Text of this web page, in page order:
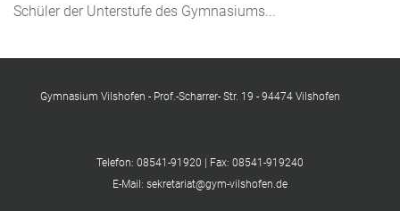
Schüler der Unterstufe des Gymnasiums...
Gymnasium Vilshofen - Prof.-Scharrer- Str. 19 - 94474 Vilshofen
Telefon: 08541-91920 | Fax: 08541-919240
E-Mail: sekretariat@gym-vilshofen.de